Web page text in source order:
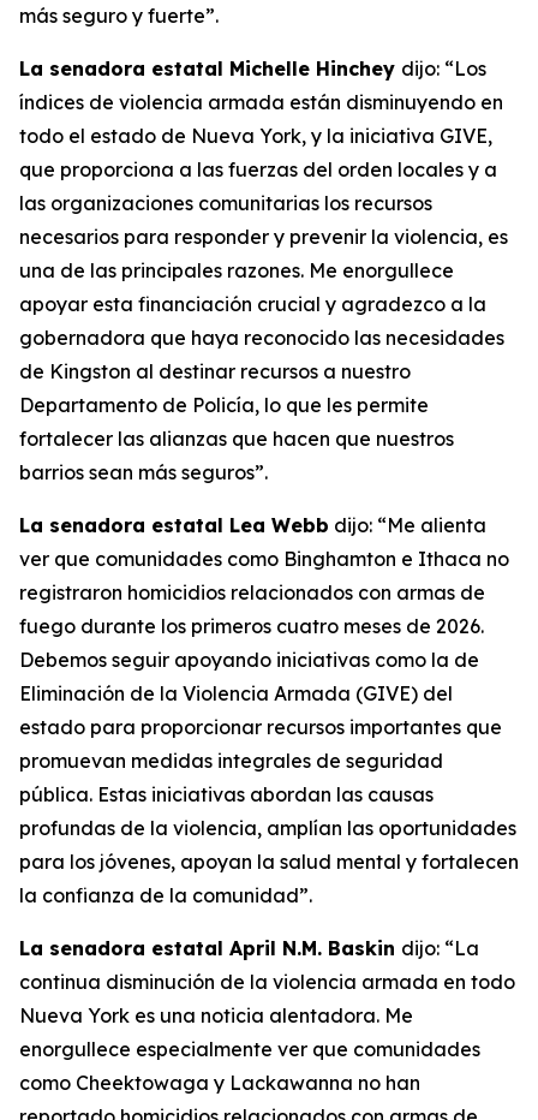
más seguro y fuerte”.
La senadora estatal Michelle Hinchey dijo: “Los
índices de violencia armada están disminuyendo en
todo el estado de Nueva York, y la iniciativa GIVE,
que proporciona a las fuerzas del orden locales y a
las organizaciones comunitarias los recursos
necesarios para responder y prevenir la violencia, es
una de las principales razones. Me enorgullece
apoyar esta financiación crucial y agradezco a la
gobernadora que haya reconocido las necesidades
de Kingston al destinar recursos a nuestro
Departamento de Policía, lo que les permite
fortalecer las alianzas que hacen que nuestros
barrios sean más seguros”.
La senadora estatal Lea Webb dijo: “Me alienta
ver que comunidades como Binghamton e Ithaca no
registraron homicidios relacionados con armas de
fuego durante los primeros cuatro meses de 2026.
Debemos seguir apoyando iniciativas como la de
Eliminación de la Violencia Armada (GIVE) del
estado para proporcionar recursos importantes que
promuevan medidas integrales de seguridad
pública. Estas iniciativas abordan las causas
profundas de la violencia, amplían las oportunidades
para los jóvenes, apoyan la salud mental y fortalecen
la confianza de la comunidad”.
La senadora estatal April N.M. Baskin dijo: “La
continua disminución de la violencia armada en todo
Nueva York es una noticia alentadora. Me
enorgullece especialmente ver que comunidades
como Cheektowaga y Lackawanna no han